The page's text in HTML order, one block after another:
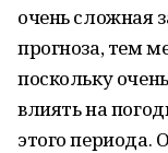
очень сложная
прогноза, тем
поскольку
влиять на
этого периода.